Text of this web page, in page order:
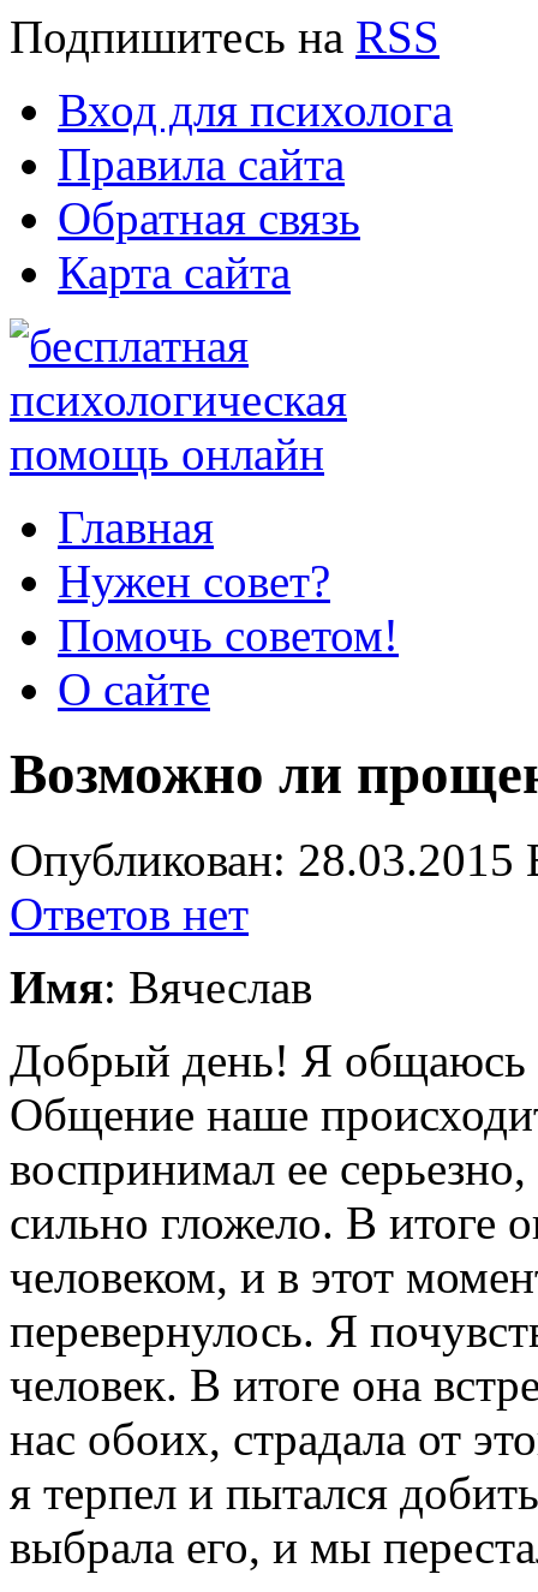
Подпишитесь на RSS
Вход для психолога
Правила сайта
Обратная связь
Карта сайта
Главная
Нужен совет?
Помочь советом!
О сайте
Возможно ли
Опубликован:
Ответов нет
Имя: Вячеслав
Добрый день! Я общаюсь
Общение наше
воспринимал ее
сильно гложело. В итоге
человеком, и в этот
перевернулось. Я
человек. В итоге она
нас обоих, страдала от
я терпел и пытался
выбрала его, и мы